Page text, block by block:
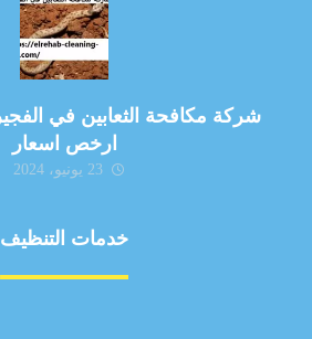
ارخص اسعار
23 يونيو، 2024
خدمات التنظيف